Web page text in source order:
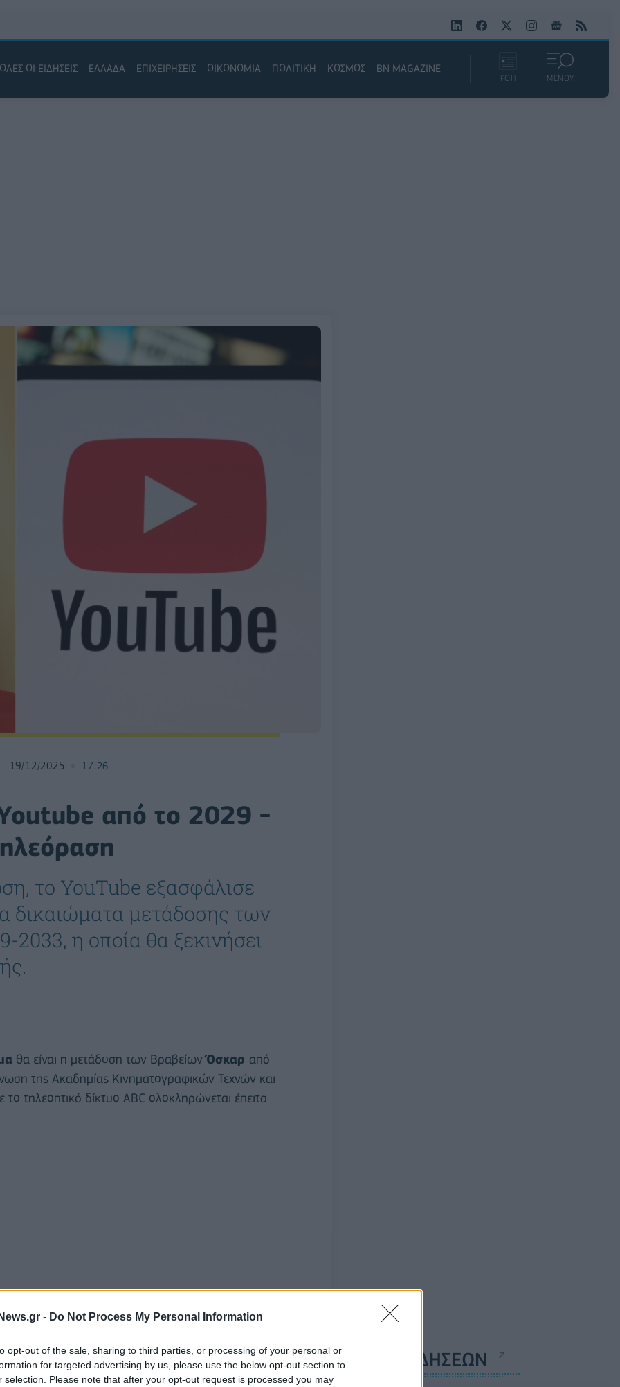
- Do Not Process My Personal Information
opt-out of the sale, sharing to third parties, or processing of your personal or
for targeted advertising by us, please use the below opt-out section to
selection. Please note that after your opt-out request is processed you may
ΟΛΕΣ ΟΙ ΕΙΔΗΣΕΙΣ ΕΛΛΑΔΑ ΕΠΙΧΕΙΡΗΣΕΙΣ ΟΙΚΟΝΟΜΙΑ ΠΟΛΙΤΙΚΗ ΚΟΣΜΟΣ BN MAGAZINE
ΡΟΗ ΜΕΝΟΥ
19/12/2025 17:26
από το 2029 -
το YouTube εξασφάλισε
δικαιώματα μετάδοσης των
2033, η οποία θα ξεκινήσει
θα είναι η μετάδοση των ΒραβείωνΌσκαρ από
της Ακαδημίας Κινηματογραφικών Τεχνών και
τηλεοπτικό δίκτυο ABC ολοκληρώνεται έπειτα
τα αποκλειστικά παγκόσμια δικαιώματα
η οποία θα ξεκινήσει με την 101η τελετή
ΡΟΗ ΕΙΔΗΣΕΩΝ